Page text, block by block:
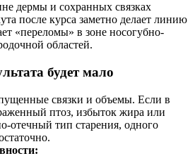
дермы и сохранных связках
после курса заметно делает линию
«переломы» в зоне носогубно-
областей.
будет мало
связки и объемы. Если в
птоз, избыток жира или
тип старения, одного